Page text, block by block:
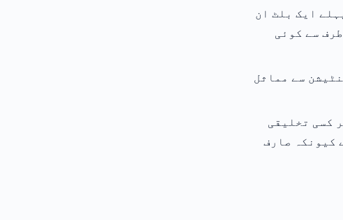
ایک بلٹ ان
طرف سے کوئی
سے مماثل
کسی تخلیقی
کیونکہ صارف